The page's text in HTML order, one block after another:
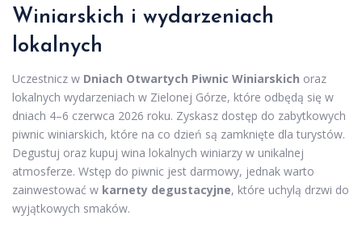
Winiarskich i wydarzeniach
lokalnych
Uczestnicz w Dniach Otwartych Piwnic Winiarskich oraz
lokalnych wydarzeniach w Zielonej Górze, które odbędą się w
dniach 4–6 czerwca 2026 roku. Zyskasz dostęp do zabytkowych
piwnic winiarskich, które na co dzień są zamknięte dla turystów.
Degustuj oraz kupuj wina lokalnych winiarzy w unikalnej
atmosferze. Wstęp do piwnic jest darmowy, jednak warto
zainwestować w karnety degustacyjne, które uchylą drzwi do
wyjątkowych smaków.